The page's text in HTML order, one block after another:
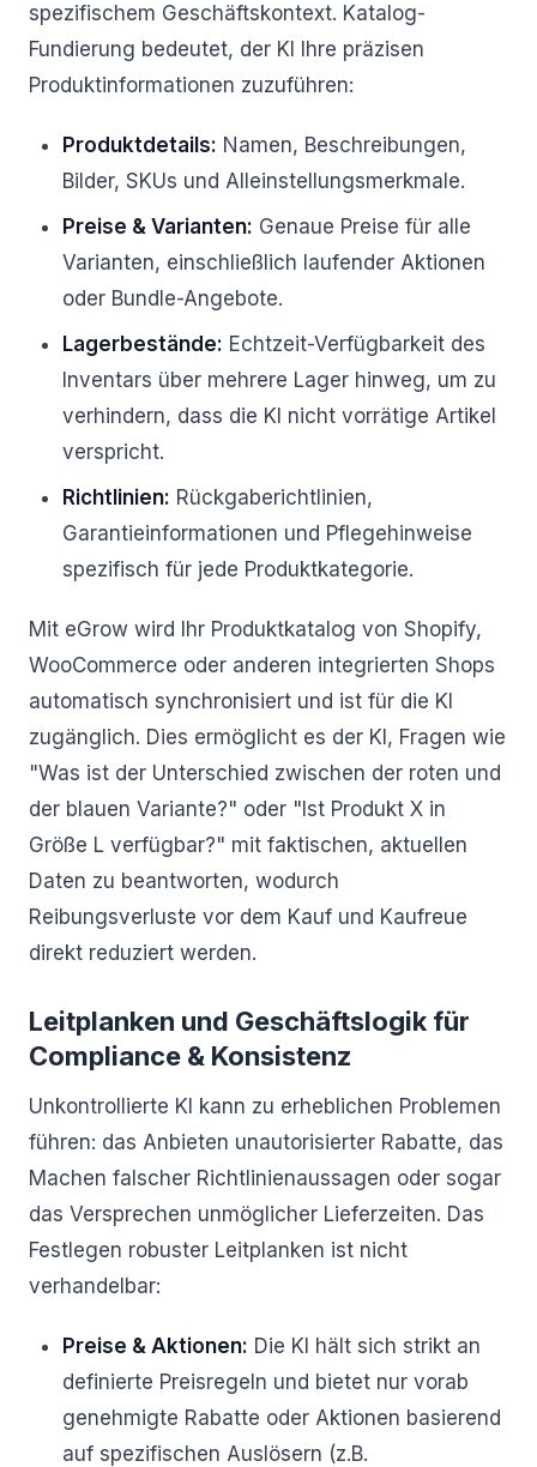
spezifischem Geschäftskontext. Katalog-
Fundierung bedeutet, der KI Ihre präzisen
Produktinformationen zuzuführen:
Produktdetails: Namen, Beschreibungen,
Bilder, SKUs und Alleinstellungsmerkmale.
Preise & Varianten: Genaue Preise für alle
Varianten, einschließlich laufender Aktionen
oder Bundle-Angebote.
Lagerbestände: Echtzeit-Verfügbarkeit des
Inventars über mehrere Lager hinweg, um zu
verhindern, dass die KI nicht vorrätige Artikel
verspricht.
Richtlinien: Rückgaberichtlinien,
Garantieinformationen und Pflegehinweise
spezifisch für jede Produktkategorie.
Mit eGrow wird Ihr Produktkatalog von Shopify,
WooCommerce oder anderen integrierten Shops
automatisch synchronisiert und ist für die KI
zugänglich. Dies ermöglicht es der KI, Fragen wie
"Was ist der Unterschied zwischen der roten und
der blauen Variante?" oder "Ist Produkt X in
Größe L verfügbar?" mit faktischen, aktuellen
Daten zu beantworten, wodurch
Reibungsverluste vor dem Kauf und Kaufreue
direkt reduziert werden.
Leitplanken und Geschäftslogik für
Compliance & Konsistenz
Unkontrollierte KI kann zu erheblichen Problemen
führen: das Anbieten unautorisierter Rabatte, das
Machen falscher Richtlinienaussagen oder sogar
das Versprechen unmöglicher Lieferzeiten. Das
Festlegen robuster Leitplanken ist nicht
verhandelbar:
Preise & Aktionen: Die KI hält sich strikt an
definierte Preisregeln und bietet nur vorab
genehmigte Rabatte oder Aktionen basierend
auf spezifischen Auslösern (z.B.